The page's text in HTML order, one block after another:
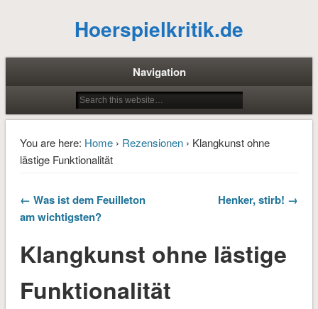
Hoerspielkritik.de
Navigation
You are here: Home› Rezensionen› Klangkunst ohne
lästige Funktionalität
← Was ist dem Feuilleton
am wichtigsten?
Henker, stirb! →
Klangkunst ohne lästige
Funktionalität